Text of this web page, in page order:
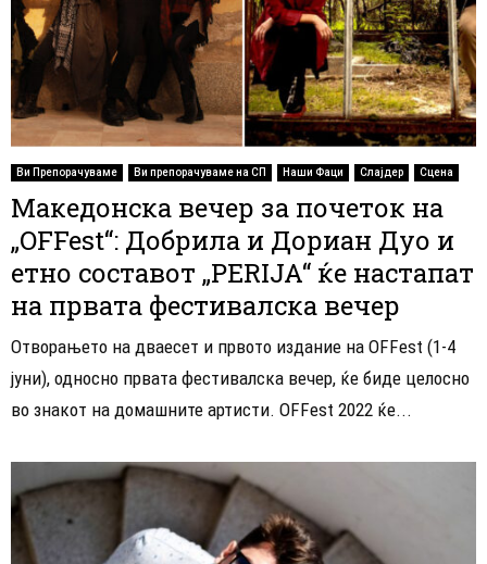
Ви Препорачуваме Ви препорачуваме на СП Наши Фаци Слајдер Сцена
Македонска вечер за почеток на
„OFFest“: Добрила и Дориан Дуо и
етно составот „PERIJA“ ќе настапат
на првата фестивалска вечер
Отворањето на дваесет и првото издание на OFFest (1-4
јуни), односно првата фестивалска вечер, ќе биде целосно
во знакот на домашните артисти. OFFest 2022 ќе...